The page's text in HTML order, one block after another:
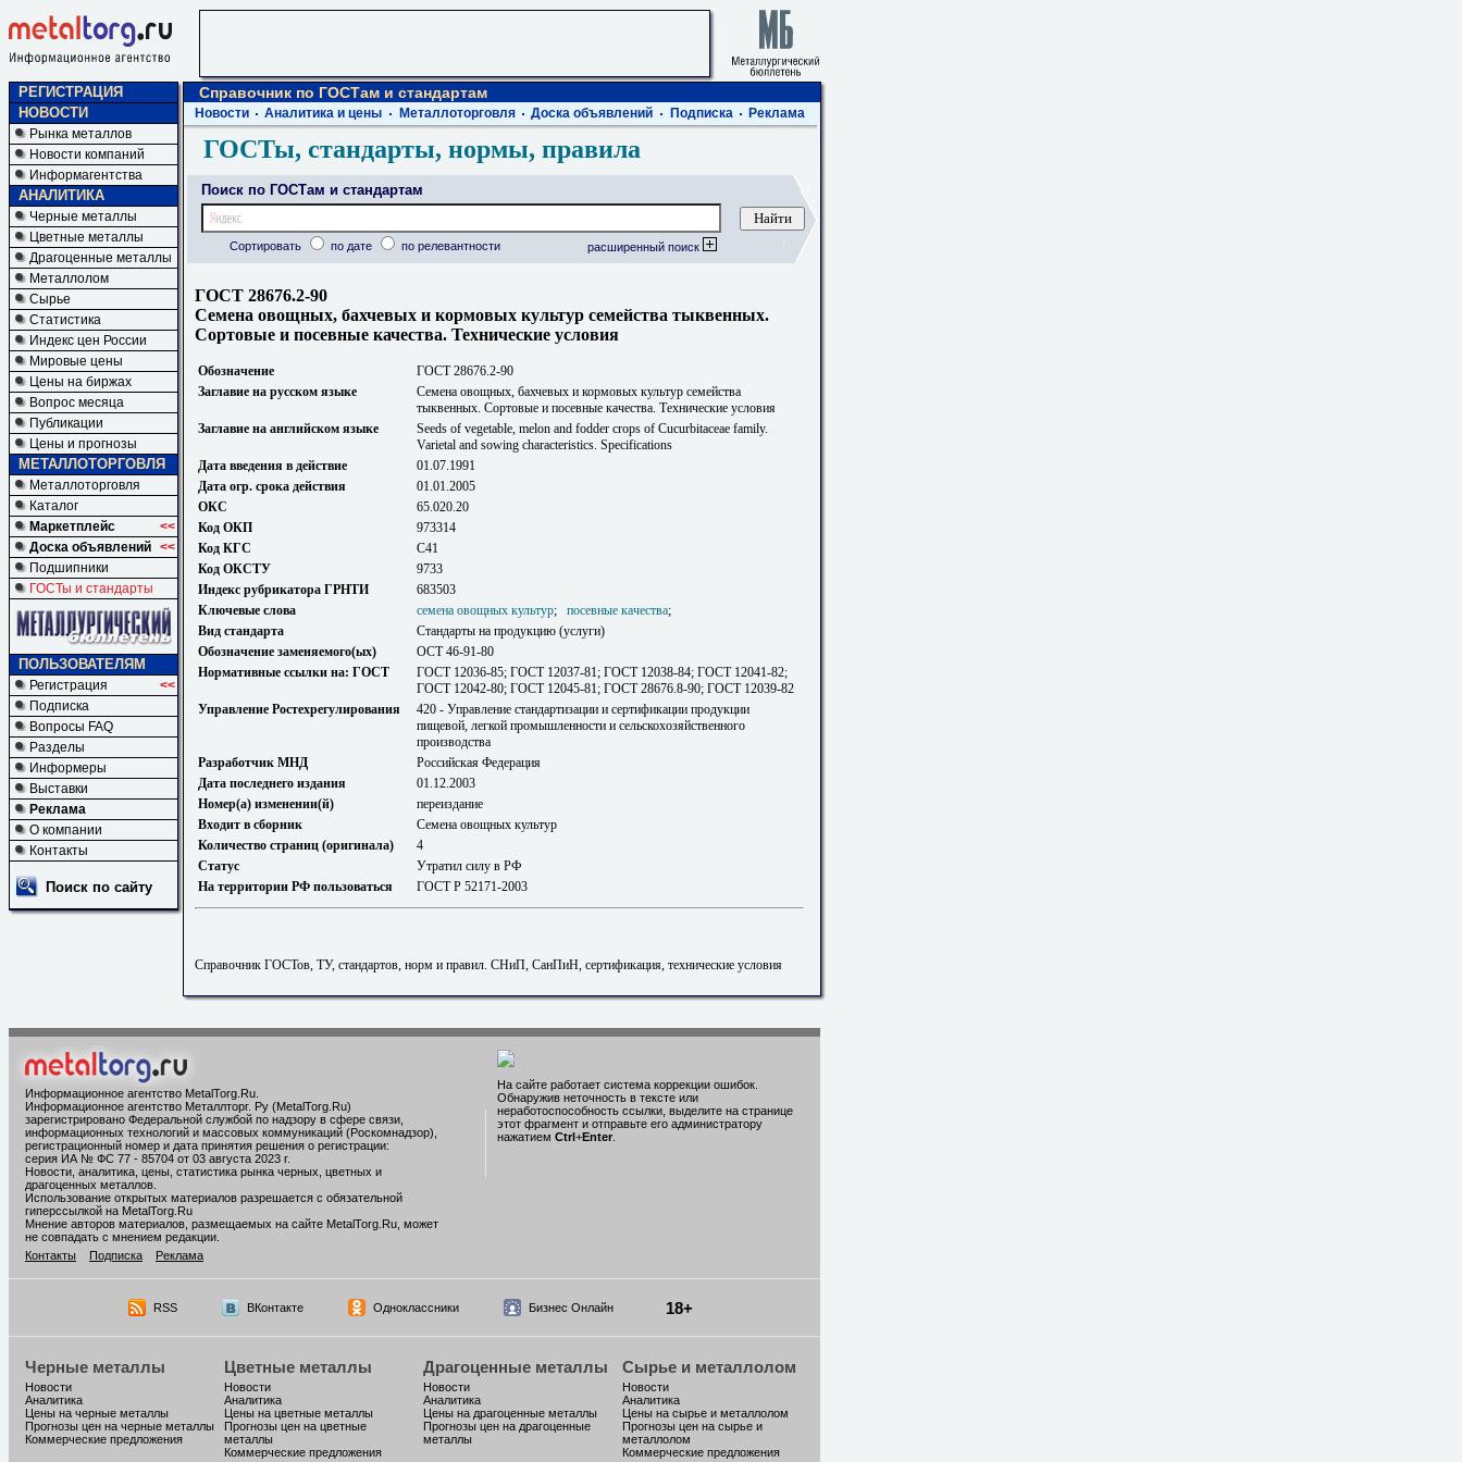
РЕГИСТРАЦИЯ
НОВОСТИ
Рынка металлов
Новости компаний
Информагентства
АНАЛИТИКА
Черные металлы
Цветные металлы
Драгоценные металлы
Металлолом
Сырье
Статистика
Индекс цен России
Мировые цены
Цены на биржах
Вопрос месяца
Публикации
Цены и прогнозы
МЕТАЛЛОТОРГОВЛЯ
Металлоторговля
Каталог
Маркетплейс
<<
Доска объявлений <<
Подшипники
ГОСТы и стандарты
ПОЛЬЗОВАТЕЛЯМ
Регистрация
<<
Подписка
Вопросы FAQ
Разделы
Информеры
Выставки
Реклама
О компании
Контакты
Поиск по сайту
Справочник по ГОСТам и стандартам
Новости Аналитика и цены Металлоторговля Доска объявлений Подписка Реклама
ГОСТы, стандарты, нормы, правила
Поиск по ГОСТам и стандартам
Сортировать по дате по релевантности расширенный поиск
ГОСТ 28676.2-90
Семена овощных, бахчевых и кормовых культур семейства тыквенных.
Сортовые и посевные качества. Технические условия
Обозначение
ГОСТ 28676.2-90
Заглавие на русском языке
Семена овощных, бахчевых и кормовых культур семейства
тыквенных. Сортовые и посевные качества. Технические условия
Заглавие на английском языке
Seeds of vegetable, melon and fodder crops of Cucurbitaceae family.
Varietal and sowing characteristics. Specifications
Дата введения в действие
01.07.1991
Дата огр. срока действия
01.01.2005
ОКС
65.020.20
Код ОКП
973314
Код КГС
С41
Код ОКСТУ
9733
Индекс рубрикатора ГРНТИ
683503
Ключевые слова
семена овощных культур; посевные качества;
Вид стандарта
Стандарты на продукцию (услуги)
Обозначение заменяемого(ых)
ОСТ 46-91-80
Нормативные ссылки на: ГОСТ
ГОСТ 12036-85; ГОСТ 12037-81; ГОСТ 12038-84; ГОСТ 12041-82;
ГОСТ 12042-80; ГОСТ 12045-81; ГОСТ 28676.8-90; ГОСТ 12039-82
Управление Ростехрегулирования
420 - Управление стандартизации и сертификации продукции
пищевой, легкой промышленности и сельскохозяйственного
производства
Разработчик МНД
Российская Федерация
Дата последнего издания
01.12.2003
Номер(а) изменении(й)
переиздание
Входит в сборник
Семена овощных культур
Количество страниц (оригинала)
4
Статус
Утратил силу в РФ
На территории РФ пользоваться
ГОСТ Р 52171-2003
Справочник ГОСТов, ТУ, стандартов, норм и правил. СНиП, СанПиН, сертификация, технические условия
Информационное агентство MetalTorg.Ru
Информационное агентство Металлторг. Ру (MetalTorg.Ru)
зарегистрировано Федеральной службой по надзору в сфере связи,
информационных технологий и массовых коммуникаций (Роскомнадзор),
регистрационный номер и дата принятия решения о регистрации:
серия ИА № ФС 77 - 85704 от 03 августа 2023 г.
Новости, аналитика, цены, статистика рынка черных, цветных и
драгоценных металлов.
Использование открытых материалов разрешается с обязательной
гиперссылкой на MetalTorg.Ru
Мнение авторов материалов, размещаемых на сайте MetalTorg.Ru, может
не совпадать с мнением редакции.
Контакты
Подписка Реклама
На сайте работает система коррекции ошибок.
Обнаружив неточность в тексте или
неработоспособность ссылки, выделите на странице
этот фрагмент и отправьте его администратору
нажатием Ctrl+Enter
RSS ВКонтакте Одноклассники Бизнес Онлайн 18+
Черные металлы
Новости
Аналитика
Цены на черные металлы
Прогнозы цен на черные металлы
Коммерческие предложения
Цветные металлы
Новости
Аналитика
Цены на цветные металлы
Прогнозы цен на цветные
металлы
Коммерческие предложения
Драгоценные металлы
Новости
Аналитика
Цены на драгоценные металлы
Прогнозы цен на драгоценные
металлы
Сырье и металлолом
Новости
Аналитика
Цены на сырье и металлолом
Прогнозы цен на сырье и
металлолом
Коммерческие предложения